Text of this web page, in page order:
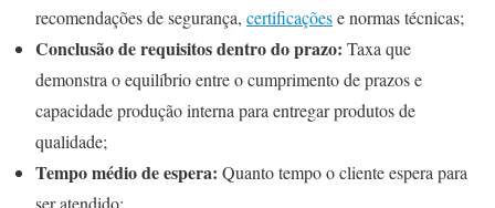
recomendações de segurança, certificaçõese normas técnicas;
Conclusão de requisitos dentro do prazo: Taxa que
demonstra o equilíbrio entre o cumprimento de prazos e
capacidade produção interna para entregar produtos de
qualidade;
Tempo médio de espera: Quanto tempo o cliente espera para
ser atendido;